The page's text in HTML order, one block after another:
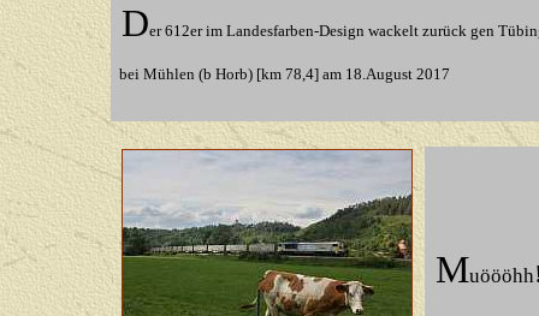
Der 612er im Landesfarben-Design wackelt zurück gen
bei Mühlen (b Horb) [km 78,4] am 18.August 2017
Muöööhh